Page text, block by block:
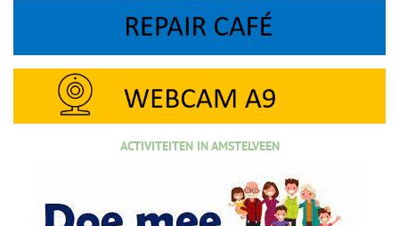
ACTIVITEITEN IN AMSTELVEEN